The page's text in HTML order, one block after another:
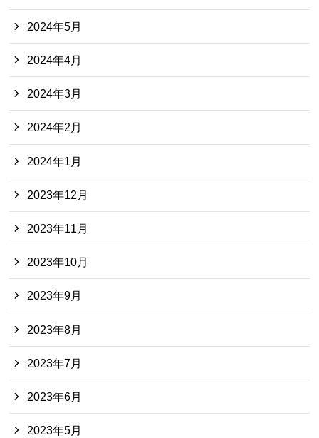
2024年5月
2024年4月
2024年3月
2024年2月
2024年1月
2023年12月
2023年11月
2023年10月
2023年9月
2023年8月
2023年7月
2023年6月
2023年5月